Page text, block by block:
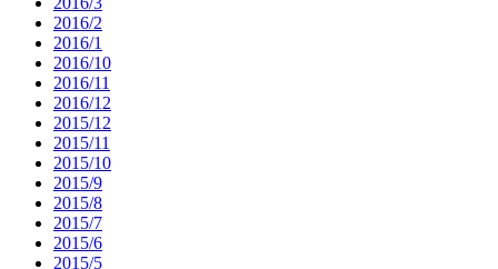
2016/2
2016/1
2016/10
2016/11
2016/12
2015/12
2015/11
2015/10
2015/9
2015/8
2015/7
2015/6
2015/5